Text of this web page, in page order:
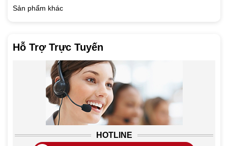
Sản phẩm khác
Hỗ Trợ Trực Tuyến
HOTLINE